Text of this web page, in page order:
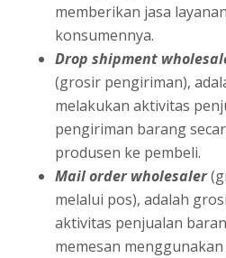
memberikan jasa
konsumennya.
Drop shipment
(grosir pengiriman),
melakukan aktivitas
pengiriman barang
produsen ke pembeli.
Mail order wholesaler
melalui pos), adalah
aktivitas penjualan
memesan menggunakan